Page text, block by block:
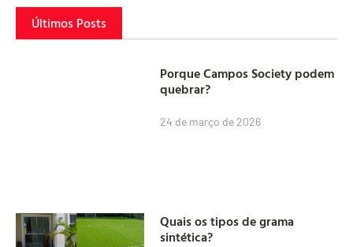
Últimos Posts
Porque Campos Society podem
quebrar?
24 de março de 2026
Quais os tipos de grama
sintética?